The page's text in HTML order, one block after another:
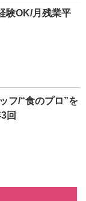
験OK/月残業平
フ/“食のプロ”を
回